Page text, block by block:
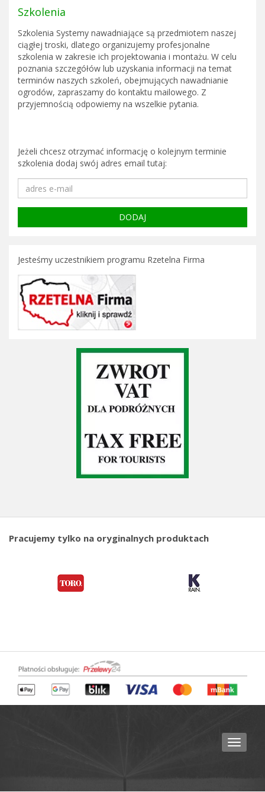
Szkolenia
Szkolenia Systemy nawadniające są przedmiotem naszej
ciągłej troski, dlatego organizujemy profesjonalne
szkolenia w zakresie ich projektowania i montażu. W celu
poznania szczegółów lub uzyskania informacji na temat
terminów naszych szkoleń, obejmujących nawadnianie
ogrodów, zapraszamy do kontaktu mailowego. Z
przyjemnością odpowiemy na wszelkie pytania.
Jeżeli chcesz otrzymać informację o kolejnym terminie
szkolenia dodaj swój adres email tutaj:
Jesteśmy uczestnikiem programu Rzetelna Firma
Pracujemy tylko na oryginalnych produktach
Toggle